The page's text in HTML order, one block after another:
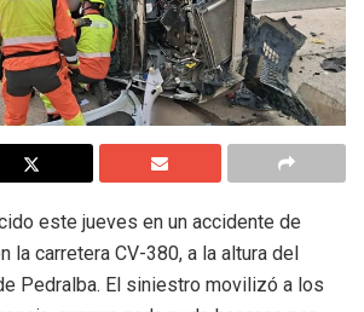
este jueves en un accidente de
la carretera CV-380, a la altura del
Pedralba. El siniestro movilizó a los